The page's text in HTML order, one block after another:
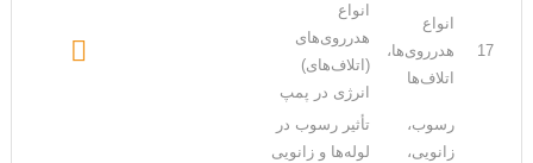
17
انواع
هدرروی‌ها،
اتلاف‌ها
انواع
هدرروی‌های
(اتلاف‌های)
انرژی در پمپ

رسوب،
زانویی،
تأثیر رسوب در
لوله‌ها و زانویی